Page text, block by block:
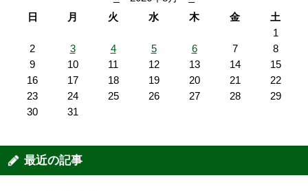
日
月 火 水 木 金
土
1
2
3 4 5 6 7
8
9
10 11 12 13 14
15
16
17 18 19 20 21
22
23
24 25 26 27 28
29
30
31
最近の記事